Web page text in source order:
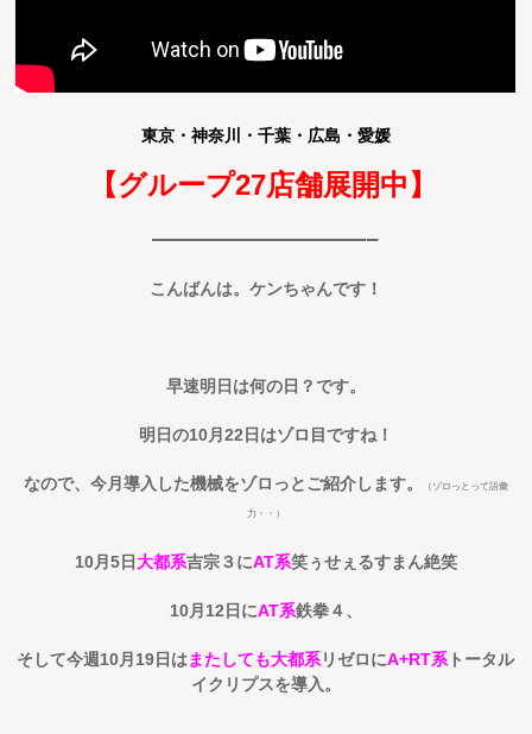
東京・神奈川・千葉・広島・愛媛
【グループ27店舗展開中】
—————————–
こんばんは。ケンちゃんです！
早速明日は何の日？です。
明日の10月22日はゾロ目ですね！
なので、今月導入した機械をゾロっとご紹介します。 （ゾロっとって語彙
力・・）
10月5日大都系吉宗３にAT系笑ぅせぇるすまん絶笑
10月12日にAT系鉄拳４、
そして今週10月19日はまたしても大都系リゼロにA+RT系 トータル
イクリプスを導入。